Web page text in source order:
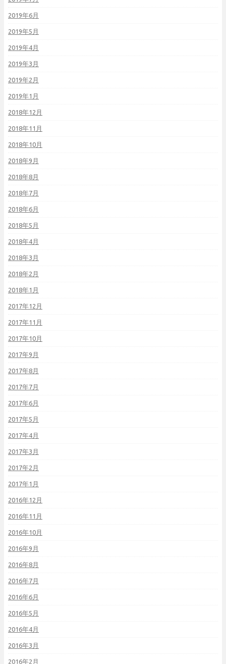
2019年6月
2019年5月
2019年4月
2019年3月
2019年2月
2019年1月
2018年12月
2018年11月
2018年10月
2018年9月
2018年8月
2018年7月
2018年6月
2018年5月
2018年4月
2018年3月
2018年2月
2018年1月
2017年12月
2017年11月
2017年10月
2017年9月
2017年8月
2017年7月
2017年6月
2017年5月
2017年4月
2017年3月
2017年2月
2017年1月
2016年12月
2016年11月
2016年10月
2016年9月
2016年8月
2016年7月
2016年6月
2016年5月
2016年4月
2016年3月
2016年2月